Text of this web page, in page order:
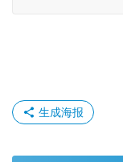
生成海报